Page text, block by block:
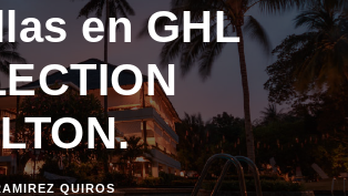
en GHL
QUIROS